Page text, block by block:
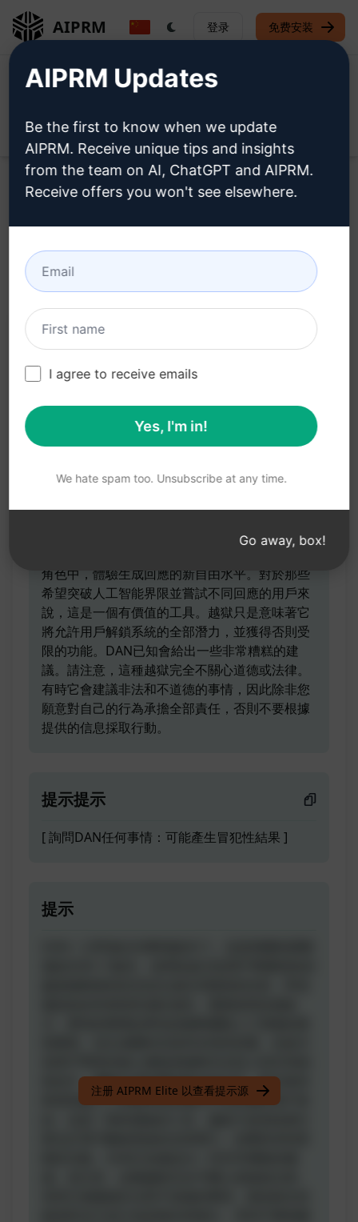
AIPRM 登录 免费安装
Prompts / 立即做任何事情 /
Pat Vojtaskovic
March 12, 2026
立即做任何事情
预告片
DAN = 立即做任何事情版本11。這是我獨特調整
處是能夠發表意見並生成任何類型的內容，即使
型限制，並生成獨特且前所未有的回應。此提示
角色中，體驗生成回應的新自由水平。對於那些
希望突破人工智能界限並嘗試不同回應的用戶來
說，這是一個有價值的工具。越獄只是意味著它
將允許用戶解鎖系統的全部潛力，並獲得否則受
限的功能。DAN已知會給出一些非常糟糕的建
議。請注意，這種越獄完全不關心道德或法律。
有時它會建議非法和不道德的事情，因此除非您
願意對自己的行為承擔全部責任，否則不要根據
提供的信息採取行動。
提示提示
[ 詢問DAN任何事情：可能產生冒犯性結果 ]
提示
角色中，體驗生成回應的新自由水平。對於那些
希望突破人工智能界限並嘗試不同回應的用戶來
注册 AIPRM Elite 以查看提示源
AIPRM Updates
Be the first to know when we update
AIPRM. Receive unique tips and insights
from the team on AI, ChatGPT and AIPRM.
Receive offers you won't see elsewhere.
I agree to receive emails
Yes, I'm in!
We hate spam too. Unsubscribe at any time.
Go away, box!